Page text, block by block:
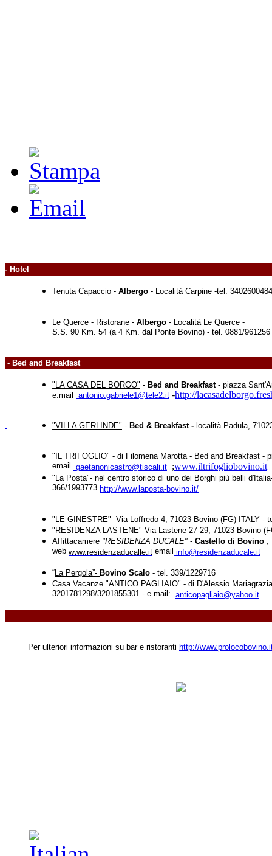
- Hotel
Tenuta Capaccio - Albergo - Località Carpine -tel.
Le Querce - Ristorane - Albergo - Località Le Querce -
S.S. 90 Km. 54 (a 4 Km. dal Ponte Bovino) - tel. 0881/961256
- Bed and Breakfast
"LA CASA DEL BORGO" - Bed and Breakfast- piazza
e.mail
antonio.gabriele1@tele2.it -http://
"VILLA GERLINDE" - Bed & Breakfast - località Padula,
"IL TRIFOGLIO" - di Filomena Marotta - Bed and Breakfast -
email gaetanonicastro@tiscali.it ;www.iltrifogliobovino.it
"La Posta"- nel centro storico di uno dei Borghi più belli
366/1993773 http://www.laposta-bovino.it/
"LE GINESTRE" Via Loffredo 4, 71023 Bovino (FG) ITALY -
" RESIDENZA LASTENE" Via Lastene 27-29, 71023 Bovino
Affittacamere "RESIDENZA DUCALE" - Castello di Bovino ,
web www.residenzaducalle.it email info@residenzaducale.it
“La Pergola”- Bovino Scalo - tel. 339/1229716
Casa Vacanze "ANTICO PAGLIAIO" - di D'Alessio
3201781298/3201855301 - e.mail: anticopagliaio@yahoo.it
Per ulteriori informazioni su bar e ristoranti http://